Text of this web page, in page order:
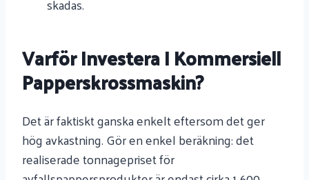
Varför Investera I Kommersiell
Papperskrossmaskin?
Det är faktiskt ganska enkelt eftersom det ger
hög avkastning. Gör en enkel beräkning: det
realiserade tonnagepriset för